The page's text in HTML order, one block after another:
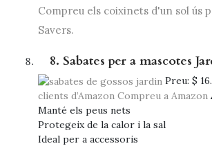
Compreu els coixinets d'un sol ús
Savers.
8. Sabates per a mascotes
Preu: $
clients d’Amazon Compreu a Amazon
Manté els peus nets
Protegeix de la calor i la sal
Ideal per a accessoris